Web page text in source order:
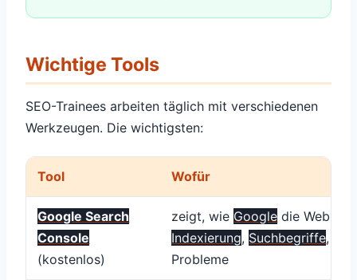
Wichtige Tools
SEO-Trainees arbeiten täglich mit verschiedenen
Werkzeugen. Die wichtigsten:
Tool Wofür
Google Search
Console
(kostenlos)
zeigt, wie Google die Website
Indexierung, Suchbegriffe,
Probleme